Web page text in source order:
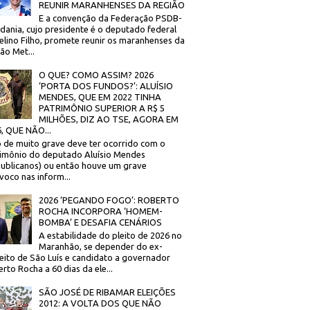
REUNIR MARANHENSES DA REGIÃO
E a convenção da Federação PSDB-
cujo presidente é o deputado federal
Filho, promete reunir os maranhenses da
Met...
O QUE? COMO ASSIM? 2026
‘PORTA DOS FUNDOS?’: ALUÍSIO
MENDES, QUE EM 2022 TINHA
PATRIMÔNIO SUPERIOR A R$ 5
MILHÕES, DIZ AO TSE, AGORA EM
QUE NÃO...
de muito grave deve ter ocorrido com o
do deputado Aluísio Mendes
ou então houve um grave
nas inform...
2026 ‘PEGANDO FOGO’: ROBERTO
ROCHA INCORPORA ‘HOMEM-
BOMBA’ E DESAFIA CENÁRIOS
A estabilidade do pleito de 2026 no
Maranhão, se depender do ex-
de São Luís e candidato a governador
Rocha a 60 dias da ele...
SÃO JOSÉ DE RIBAMAR ELEIÇÕES
2012: A VOLTA DOS QUE NÃO